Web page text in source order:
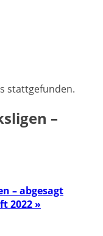
stattgefunden.
–
– abgesagt
2022 »